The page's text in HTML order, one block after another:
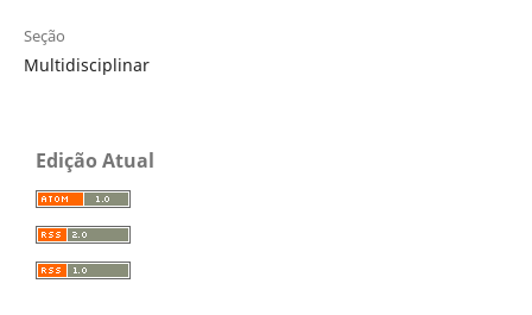
Seção
Multidisciplinar
Edição Atual